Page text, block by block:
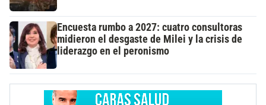
Encuesta rumbo a 2027: cuatro consultoras
midieron el desgaste de Milei y la crisis de
liderazgo en el peronismo